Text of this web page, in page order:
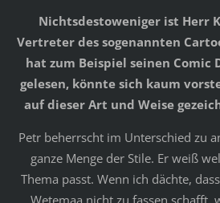
Nichtsdestoweniger ist Herr
Vertreter des sogenannten
hat zum Beispiel seinen Comic
gelesen, könnte sich kaum
auf dieser Art und Weise
Petr beherrscht im Unterschied zu
ganze Menge der Stile. Er weiß
Thema passt. Wenn ich dächte,